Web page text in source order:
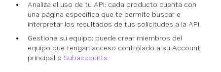
Analiza el uso de tu API: cada producto cuenta con
una página específica que te permite buscar e
interpretar los resultados de tus solicitudes a la API.
Gestione su equipo: puede crear miembros del
equipo que tengan acceso controlado a su Account
principal o Subaccounts